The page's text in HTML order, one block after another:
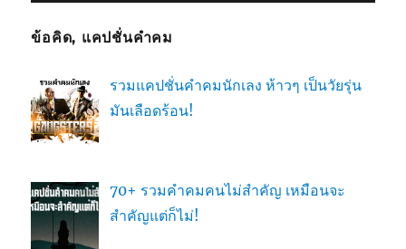
ข้อคิด, แคปชั่นคำคม
รวมแคปชั่นคำคมนักเลง ห้าวๆ เป็นวัยรุ่น
มันเลือดร้อน!
70+ รวมคำคมคนไม่สำคัญ เหมือนจะ
สำคัญแต่ก็ไม่!